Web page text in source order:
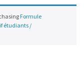
Formule
étudiants /